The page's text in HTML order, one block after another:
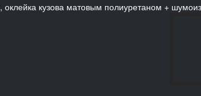
оклейка кузова матовым полиуретаном +